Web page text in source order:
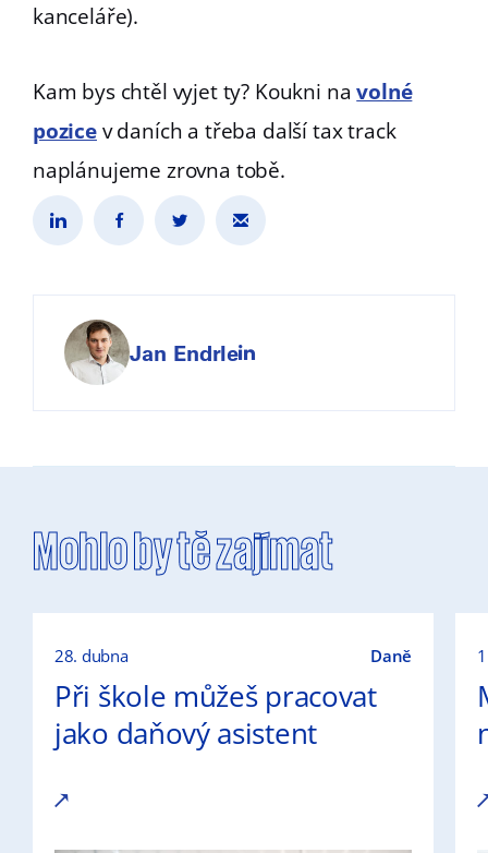
kanceláře).
Kam bys chtěl vyjet ty? Koukni navolné
pozicev daních a třeba další tax track
naplánujeme zrovna tobě.
Jan Endrle
Mohlo by tě zajímat
28. dubna Daně
Při škole můžeš pracovat
jako daňový asistent